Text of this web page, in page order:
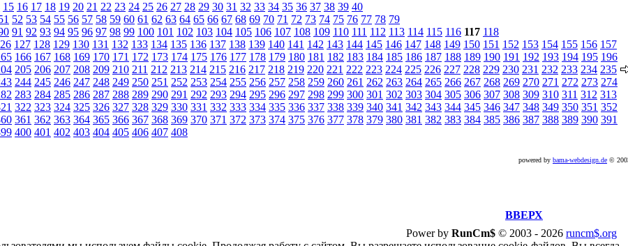
15 16 17 18 19 20 21 22 23 24 25 26 27 28 29 30 31 32 33 34 35 36 37 38 39 40
52 53 54 55 56 57 58 59 60 61 62 63 64 65 66 67 68 69 70 71 72 73 74 75 76 77 78 79
91 92 93 94 95 96 97 98 99 100 101 102 103 104 105 106 107 108 109 110 111 112 113 114 115 116 117 118
127 128 129 130 131 132 133 134 135 136 137 138 139 140 141 142 143 144 145 146 147 148 149 150 151 152 153 154 155 156 157
166 167 168 169 170 171 172 173 174 175 176 177 178 179 180 181 182 183 184 185 186 187 188 189 190 191 192 193 194 195 196
205 206 207 208 209 210 211 212 213 214 215 216 217 218 219 220 221 222 223 224 225 226 227 228 229 230 231 232 233 234 235
244 245 246 247 248 249 250 251 252 253 254 255 256 257 258 259 260 261 262 263 264 265 266 267 268 269 270 271 272 273 274
283 284 285 286 287 288 289 290 291 292 293 294 295 296 297 298 299 300 301 302 303 304 305 306 307 308 309 310 311 312 313
322 323 324 325 326 327 328 329 330 331 332 333 334 335 336 337 338 339 340 341 342 343 344 345 346 347 348 349 350 351 352
361 362 363 364 365 366 367 368 369 370 371 372 373 374 375 376 377 378 379 380 381 382 383 384 385 386 387 388 389 390 391
400 401 402 403 404 405 406 407 408
powered by bama-webdesign.de ©
ВВЕРХ
Power by RunCm$ © 2003 - 2026 runcm$.org